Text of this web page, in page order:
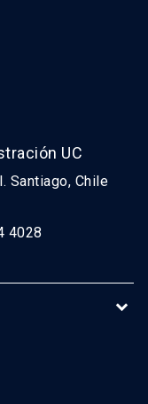
UC
Santiago, Chile
4028